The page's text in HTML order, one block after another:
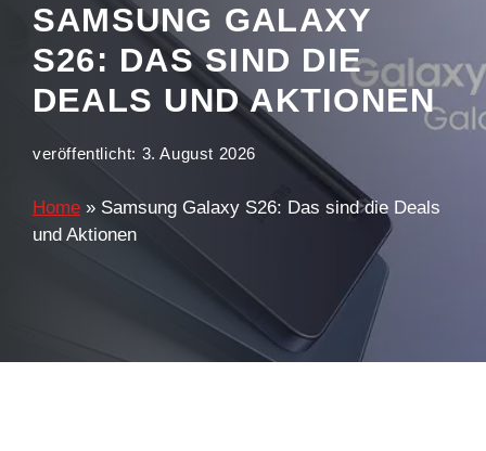
SAMSUNG GALAXY
S26: DAS SIND DIE
DEALS UND AKTIONEN
veröffentlicht: 3. August 2026
Home » Samsung Galaxy S26: Das sind die Deals
und Aktionen